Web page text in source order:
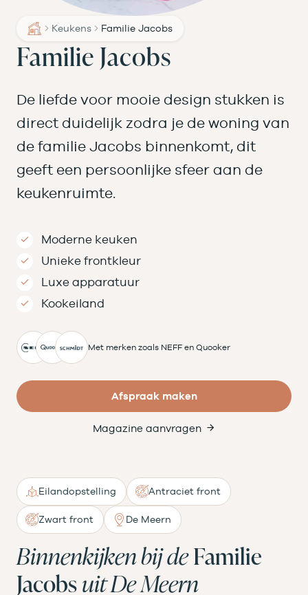
Keukens Familie Jacobs
Familie Jacobs
De liefde voor mooie design stukken is
direct duidelijk zodra je de woning van
de familie Jacobs binnenkomt, dit
geeft een persoonlijke sfeer aan de
keukenruimte.
Moderne keuken
Unieke frontkleur
Luxe apparatuur
Kookeiland
Met merken zoals NEFF en Quooker
Afspraak maken
Magazine aanvragen
Eilandopstelling Antraciet front
Zwart front De Meern
Binnenkijken bij deFamilie
Jacobsuit De Meern